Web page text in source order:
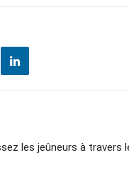
les jeûneurs à travers